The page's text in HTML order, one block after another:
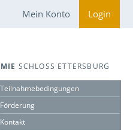
Mein Konto Login
SCHLOSS ETTERSBURG
Teilnahmebedingungen
Förderung
Kontakt